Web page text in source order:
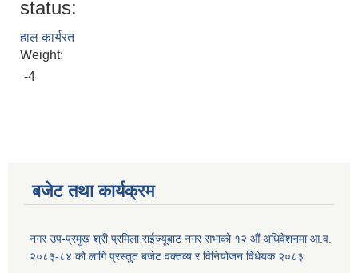
status:
हाल कार्यरत
Weight:
-4
बजेट तथा कार्यक्रम
नगर उप-प्रमुख श्री प्रमिला राईज्यूबाट नगर सभाको १२ ‍औं अधिवेशनमा आ.व.
२०८३-८४ को लागि प्रस्तुत बजेट वक्तव्य र विनियोजन विधेयक २०८३